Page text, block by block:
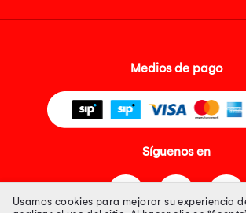
Medios de pago
Síguenos en
Usamos cookies para mejorar su experiencia